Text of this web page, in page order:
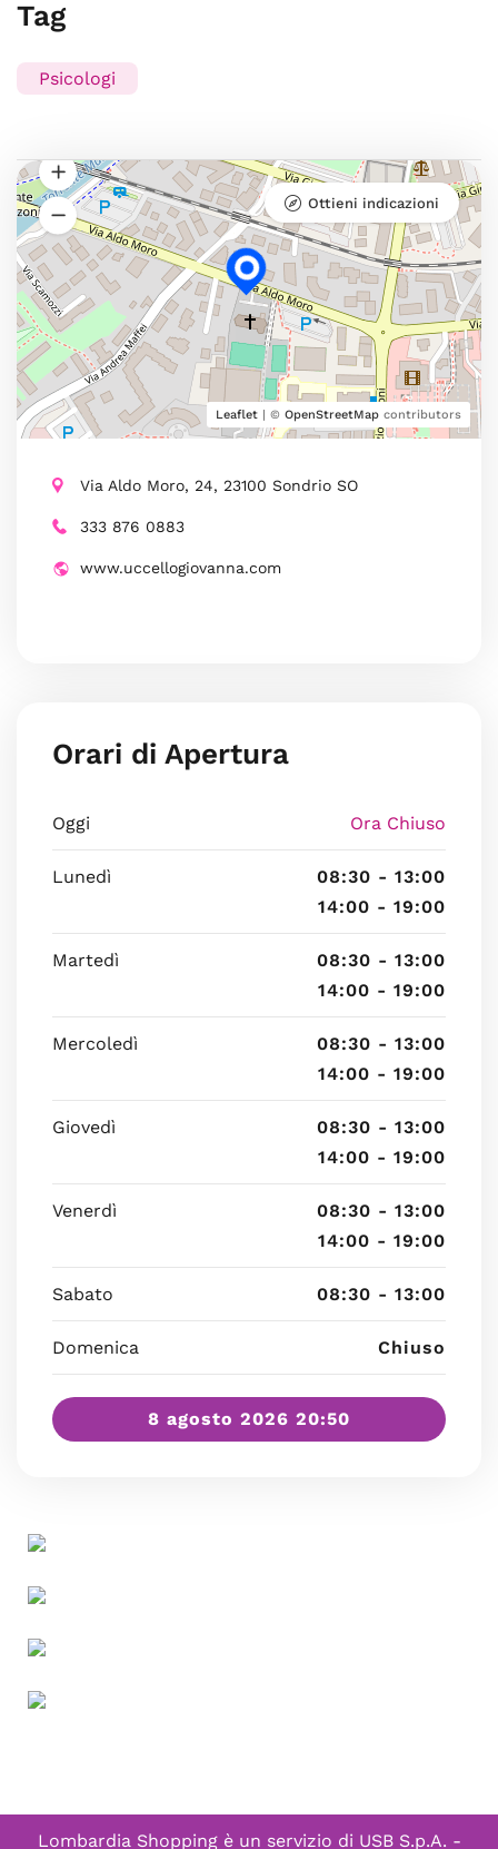
Tag
Psicologi
Leaflet | © OpenStreetMap contributors
Ottieni indicazioni
Via Aldo Moro, 24, 23100 Sondrio SO
333 876 0883
www.uccellogiovanna.com
Orari di Apertura
Oggi Ora Chiuso
Lunedì
08:30 - 13:00
14:00 - 19:00
Martedì
08:30 - 13:00
14:00 - 19:00
Mercoledì
08:30 - 13:00
14:00 - 19:00
Giovedì
08:30 - 13:00
14:00 - 19:00
Venerdì
08:30 - 13:00
14:00 - 19:00
Sabato 08:30 - 13:00
Domenica Chiuso
8 agosto 2026 20:50
Lombardia Shopping è un servizio di USB S.p.A. -